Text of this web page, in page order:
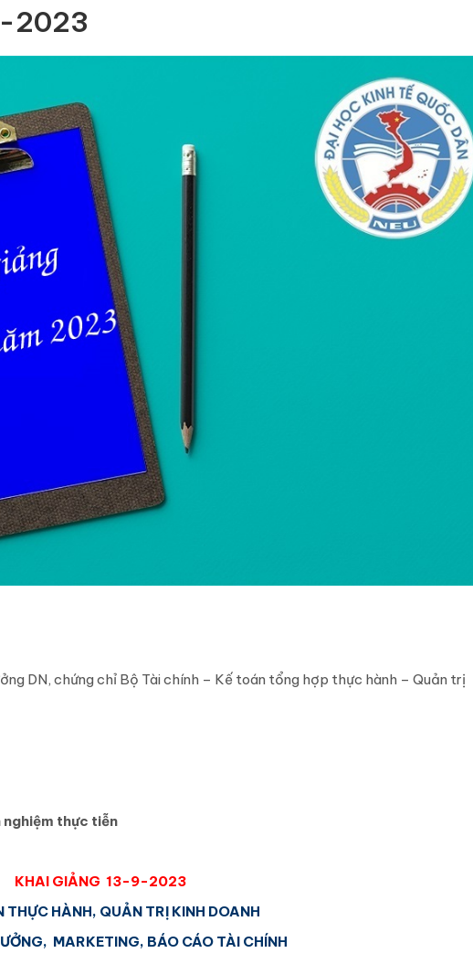
2023
DN, chứng chỉ Bộ Tài chính – Kế toán tổng hợp thực hành – Quản trị
nghiệm thực tiễn
KHAI GIẢNG 13-9-2023
THỰC HÀNH, QUẢN TRỊ KINH DOANH
MARKETING, BÁO CÁO TÀI CHÍNH